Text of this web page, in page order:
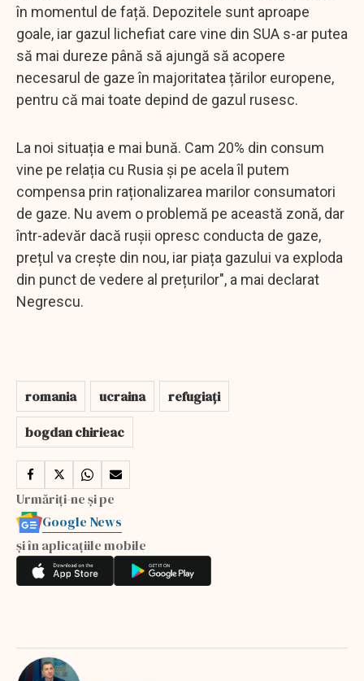
în momentul de față. Depozitele sunt aproape
goale, iar gazul lichefiat care vine din SUA s-ar putea
să mai dureze până să ajungă să acopere
necesarul de gaze în majoritatea țărilor europene,
pentru că mai toate depind de gazul rusesc.
La noi situația e mai bună. Cam 20% din consum
vine pe relația cu Rusia și pe acela îl putem
compensa prin raționalizarea marilor consumatori
de gaze. Nu avem o problemă pe această zonă, dar
într-adevăr dacă rușii opresc conducta de gaze,
prețul va crește din nou, iar piața gazului va exploda
din punct de vedere al prețurilor", a mai declarat
Negrescu.
romania ucraina
refugiați
bogdan chirieac
Urmăriți-ne și pe
Google News
și în aplicațiile mobile